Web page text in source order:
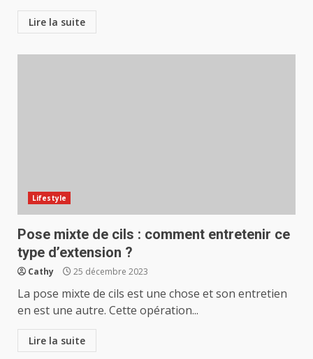
Lire la suite
Lifestyle
Pose mixte de cils : comment entretenir ce
type d’extension ?
Cathy 25 décembre 2023
La pose mixte de cils est une chose et son entretien
en est une autre. Cette opération...
Lire la suite